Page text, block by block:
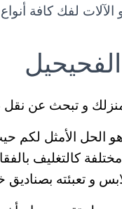
لفك كافة أنواع
و تبحث عن
الأمثل لكم
كالتغليف
و تعبئته